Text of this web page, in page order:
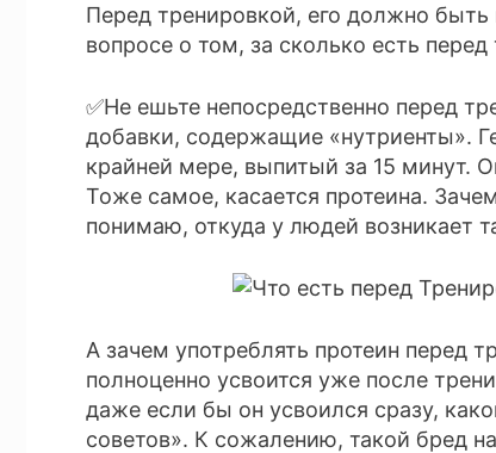
Перед тренировкой, его должно
вопросе о том, за сколько есть перед
✅Не ешьте непосредственно перед
добавки, содержащие «нутриенты».
крайней мере, выпитый за 15 минут.
Тоже самое, касается протеина.
понимаю, откуда у людей возникает
А зачем употреблять протеин перед
полноценно усвоится уже после
даже если бы он усвоился сразу,
советов». К сожалению, такой бред